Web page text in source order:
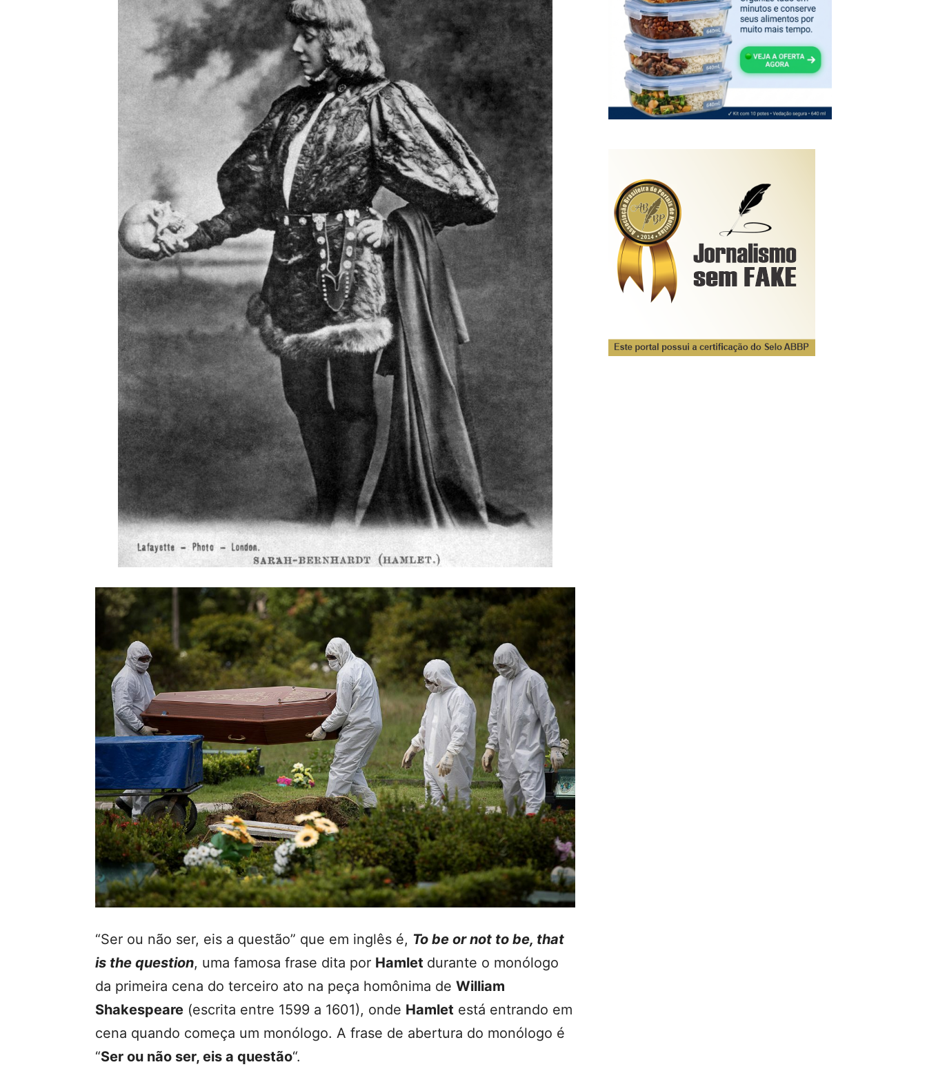
“Ser ou não ser, eis a questão” que em inglês é, To be or not to be, that
is the question, uma famosa frase dita por Hamlet durante o monólogo
da primeira cena do terceiro ato na peça homônima de William
Shakespeare (escrita entre 1599 a 1601), onde Hamlet está entrando em
cena quando começa um monólogo. A frase de abertura do monólogo é
“Ser ou não ser, eis a questão“.